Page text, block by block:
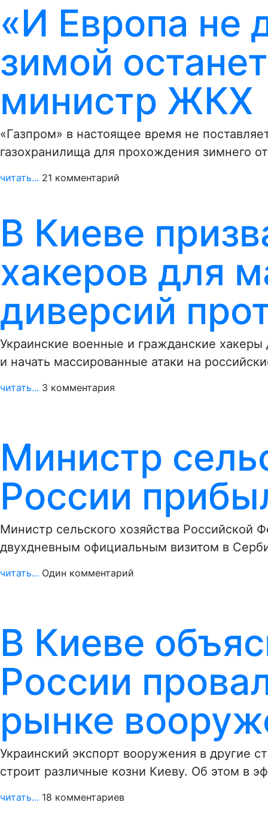
«И Европа не
зимой
министр ЖКХ
«Газпром» в настоящее время не
газохранилища для прохождения зимнего
читать... 21 комментарий
В Киеве
хакеров для
диверсий
Украинские военные и гражданские
и начать массированные атаки на
читать... 3 комментария
Министр
России
Министр сельского хозяйства
двухдневным официальным визитом в
читать... Один комментарий
В Киеве
России
рынке
Украинский экспорт вооружения в другие
строит различные козни Киеву. Об этом в
читать... 18 комментариев